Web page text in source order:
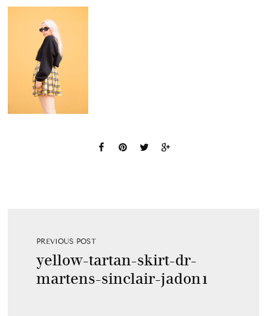
PREVIOUS POST
yellow-tartan-skirt-dr-
martens-sinclair-jadon1